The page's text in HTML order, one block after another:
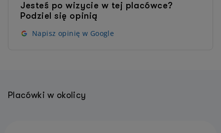
Jesteś po wizycie w tej placówce?
Podziel się opinią
Napisz opinię w Google
Placówki w okolicy